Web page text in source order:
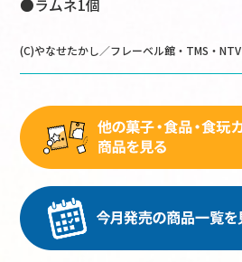
●ラムネ1個
(C)やなせたかし／フレーベル館・TMS・NTV